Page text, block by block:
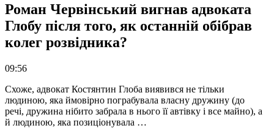
Роман Червінський вигнав адвоката
Глобу після того, як останній обібрав
колег розвідника?
09:56
Схоже, адвокат Костянтин Глоба виявився не тільки
людиною, яка ймовірно пограбувала власну дружину (до
речі, дружина нібито забрала в нього її автівку і все майно), а
й людиною, яка позиціонувала …